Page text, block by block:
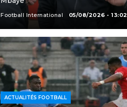
Football International 05/08/2026 - 13:02
ACTUALITÉS FOOTBALL